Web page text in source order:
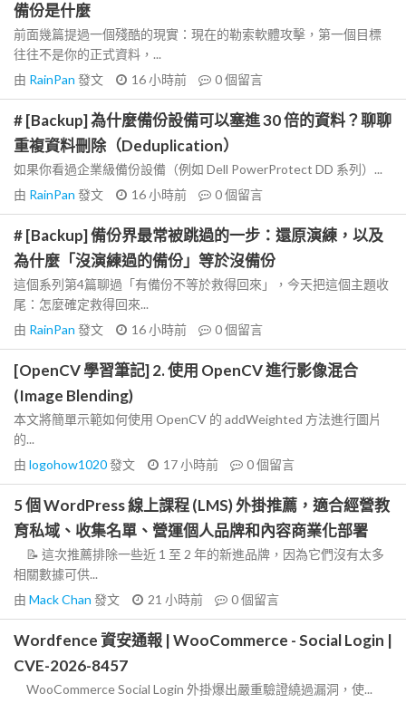
備份是什麼
前面幾篇提過一個殘酷的現實：現在的勒索軟體攻擊，第一個目標
往往不是你的正式資料，...
由 RainPan 發文 16 小時前 0個留言
# [Backup] 為什麼備份設備可以塞進 30 倍的資料？聊聊
重複資料刪除（Deduplication）
如果你看過企業級備份設備（例如 Dell PowerProtect DD 系列）...
由 RainPan 發文 16 小時前 0個留言
# [Backup] 備份界最常被跳過的一步：還原演練，以及
為什麼「沒演練過的備份」等於沒備份
這個系列第4篇聊過「有備份不等於救得回來」，今天把這個主題收
尾：怎麼確定救得回來...
由 RainPan 發文 16 小時前 0個留言
[OpenCV 學習筆記] 2. 使用 OpenCV 進行影像混合
(Image Blending)
本文將簡單示範如何使用 OpenCV 的 addWeighted 方法進行圖片
的...
由 logohow1020發文 17 小時前 0個留言
5 個 WordPress 線上課程 (LMS) 外掛推薦，適合經營教
育私域、收集名單、營運個人品牌和內容商業化部署
📝 這次推薦排除一些近 1 至 2 年的新進品牌，因為它們沒有太多
相關數據可供...
由 Mack Chan 發文 21 小時前 0個留言
Wordfence 資安通報 | WooCommerce - Social Login |
CVE-2026-8457
WooCommerce Social Login 外掛爆出嚴重驗證繞過漏洞，使...